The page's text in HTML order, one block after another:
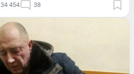
34 454 38